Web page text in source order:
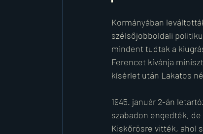
Kormányában
szélsőjobboldali
mindent tudtak a
Ferencet kívánja
kísérlet után Lakatos
1945. január 2-án
szabadon engedték,
Kiskőrösre vitték, ahol